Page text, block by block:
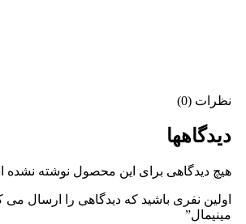
نظرات (0)
دیدگاهها
هیچ دیدگاهی برای این محصول نوشته
اولین نفری باشید که دیدگاهی را ارسال می
مینیمال”